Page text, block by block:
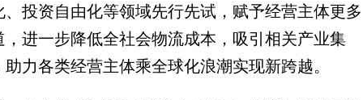
投资自由化等领域先行先试，赋予经营主体更多
进一步降低全社会物流成本，吸引相关产业集
力各类经营主体乘全球化浪潮实现新跨越。